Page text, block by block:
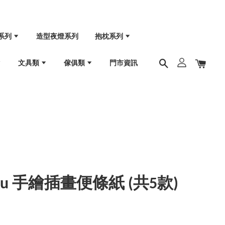
列 造型夜燈系列 抱枕系列
文具類 傢俱類 門市資訊
手繪插畫便條紙 (共5款)